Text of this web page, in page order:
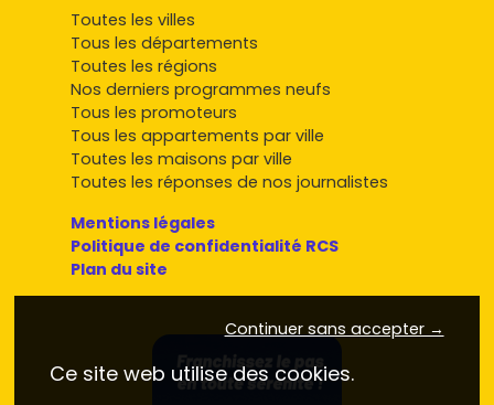
Toutes les villes
Tous les départements
Toutes les régions
Nos derniers programmes neufs
Tous les promoteurs
Tous les appartements par ville
Toutes les maisons par ville
Toutes les réponses de nos journalistes
Mentions légales
Politique de confidentialité RCS
Plan du site
Continuer sans accepter →
Ce site web utilise des cookies.